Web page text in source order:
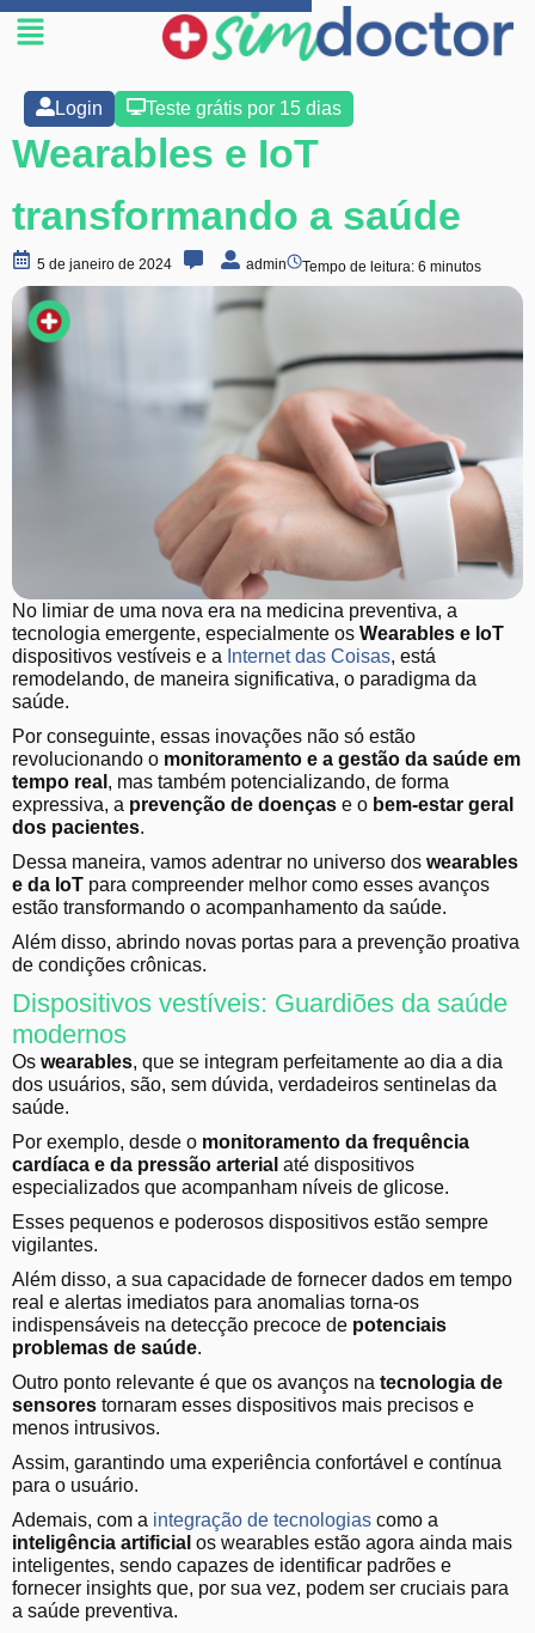
Login Teste grátis por 15 dias
Wearables e IoT
transformando a saúde
5 de janeiro de 2024 admin Tempo de leitura: 6 minutos
No limiar de uma nova era na medicina preventiva, a
tecnologia emergente, especialmente os Wearables e IoT
dispositivos vestíveis e a Internet das Coisas, está
remodelando, de maneira significativa, o paradigma da
saúde.
Por conseguinte, essas inovações não só estão
revolucionando o monitoramento e a gestão da saúde em
tempo real , mas também potencializando, de forma
expressiva, a prevenção de doenças e o bem-estar geral
dos pacientes.
Dessa maneira, vamos adentrar no universo dos wearables
e da IoT para compreender melhor como esses avanços
estão transformando o acompanhamento da saúde.
Além disso, abrindo novas portas para a prevenção proativa
de condições crônicas.
Dispositivos vestíveis: Guardiões da saúde
modernos
Os wearables, que se integram perfeitamente ao dia a dia
dos usuários, são, sem dúvida, verdadeiros sentinelas da
saúde.
Por exemplo, desde o monitoramento da frequência
cardíaca e da pressão arterial até dispositivos
especializados que acompanham níveis de glicose.
Esses pequenos e poderosos dispositivos estão sempre
vigilantes.
Além disso, a sua capacidade de fornecer dados em tempo
real e alertas imediatos para anomalias torna-os
indispensáveis na detecção precoce de potenciais
problemas de saúde.
Outro ponto relevante é que os avanços na tecnologia de
sensores tornaram esses dispositivos mais precisos e
menos intrusivos.
Assim, garantindo uma experiência confortável e contínua
para o usuário.
Ademais, com a integração de tecnologias como a
inteligência artificial os wearables estão agora ainda mais
inteligentes, sendo capazes de identificar padrões e
fornecer insights que, por sua vez, podem ser cruciais para
a saúde preventiva.